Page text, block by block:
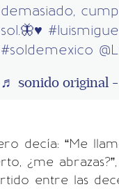
demasiado,
sol.🦋♥️
#soldemexico
♬ sonido original -
decía: “Me
¿me
entre las